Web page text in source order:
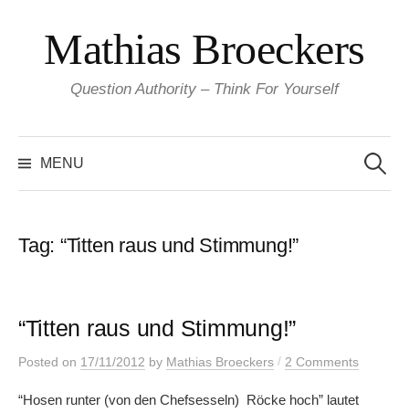
content
Mathias Broeckers
Question Authority – Think For Yourself
MENU
for:
Tag: “Titten raus und Stimmung!”
“Titten raus und Stimmung!”
Posted on 17/11/2012 by Mathias Broeckers / 2 Comments
“Hosen runter (von den Chefsesseln) Röcke hoch” lautet